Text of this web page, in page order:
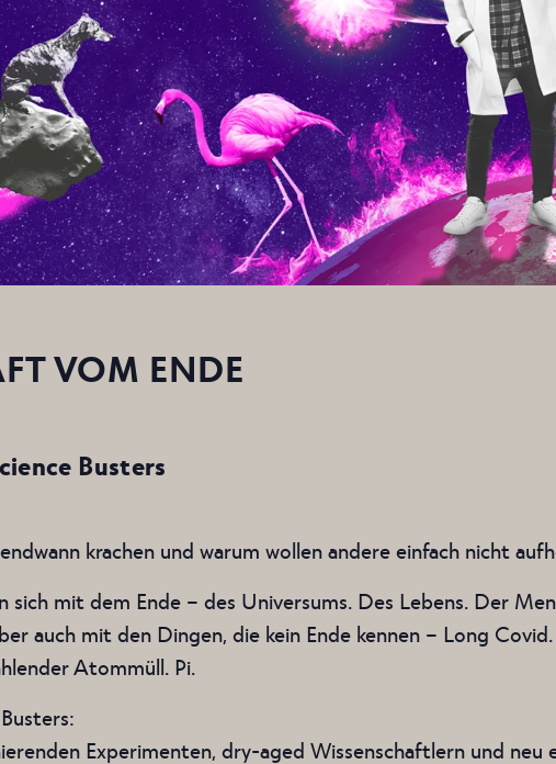
VOM ENDE
Busters
krachen und warum wollen andere einfach nicht
sich mit dem Ende – des Universums. Des Lebens. Der
auch mit den Dingen, die kein Ende kennen – Long
Atommüll. Pi.
Experimenten, dry-aged Wissenschaftlern und